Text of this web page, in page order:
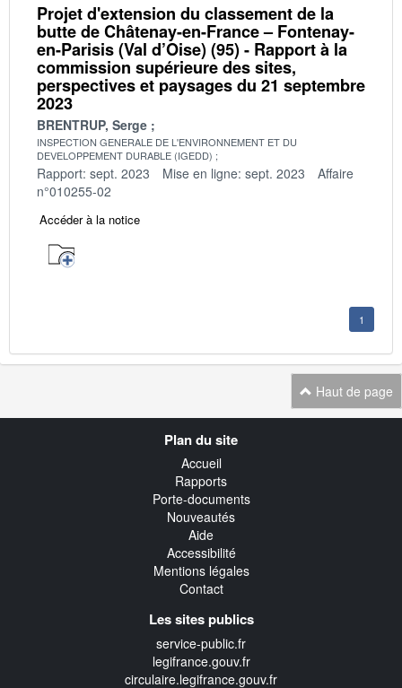
Projet d'extension du classement de la
butte de Châtenay-en-France – Fontenay-
en-Parisis (Val d’Oise) (95) - Rapport à la
commission supérieure des sites,
perspectives et paysages du 21 septembre
2023
BRENTRUP, Serge
INSPECTION GENERALE DE L'ENVIRONNEMENT ET DU
DEVELOPPEMENT DURABLE (IGEDD)
Rapport: sept. 2023 Mise en ligne: sept. 2023
Affaire
n°010255-02
Accéder à la notice
1
Haut de page
Plan du site
Accueil
Rapports
Porte-documents
Nouveautés
Aide
Accessibilité
Mentions légales
Contact
Les sites publics
service-public.fr
legifrance.gouv.fr
circulaire.legifrance.gouv.fr